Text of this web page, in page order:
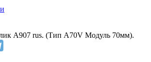
A907 rus. (Тип A70V Модуль 70мм).